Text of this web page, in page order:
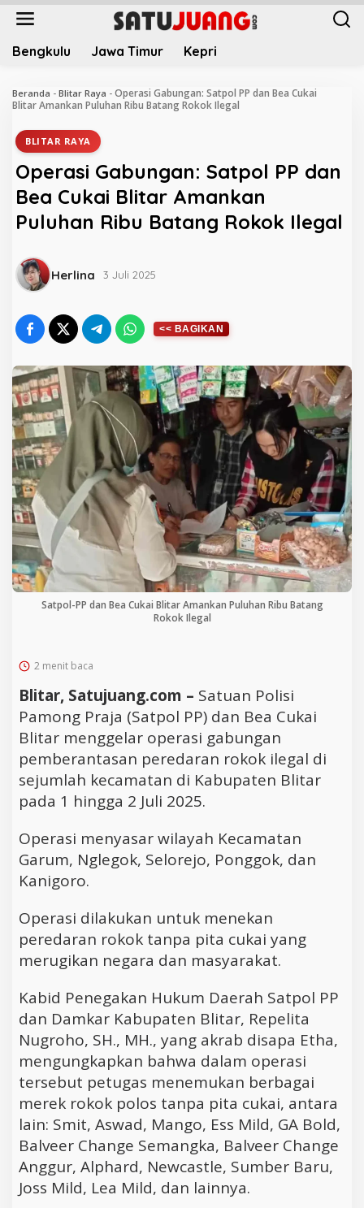
L
Bengkulu Jawa Timur Kepri
Beranda - Blitar Raya - Operasi Gabungan: Satpol PP dan Bea Cukai
Blitar Amankan Puluhan Ribu Batang Rokok Ilegal
BLITAR RAYA
Operasi Gabungan: Satpol PP dan
Bea Cukai Blitar Amankan
Puluhan Ribu Batang Rokok Ilegal
Herlina 3 Juli 2025
Satpol-PP dan Bea Cukai Blitar Amankan Puluhan Ribu Batang
Rokok Ilegal
2 menit baca
Blitar, Satujuang.com – Satuan Polisi
Pamong Praja (Satpol PP) dan Bea Cukai
Blitar menggelar operasi gabungan
pemberantasan peredaran rokok ilegal di
sejumlah kecamatan di Kabupaten Blitar
pada 1 hingga 2 Juli 2025.
Operasi menyasar wilayah Kecamatan
Garum, Nglegok, Selorejo, Ponggok, dan
Kanigoro.
Operasi dilakukan untuk menekan
peredaran rokok tanpa pita cukai yang
merugikan negara dan masyarakat.
Kabid Penegakan Hukum Daerah Satpol PP
dan Damkar Kabupaten Blitar, Repelita
Nugroho, SH., MH., yang akrab disapa Etha,
mengungkapkan bahwa dalam operasi
tersebut petugas menemukan berbagai
merek rokok polos tanpa pita cukai, antara
lain: Smit, Aswad, Mango, Ess Mild, GA Bold,
Balveer Change Semangka, Balveer Change
Anggur, Alphard, Newcastle, Sumber Baru,
Joss Mild, Lea Mild, dan lainnya.